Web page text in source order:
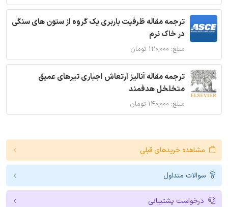
ترجمه مقاله ظرفیت باربری یک گروه از ستون های سنگی
در خاک نرم
مبلغ: ۱۲۰,۰۰۰ تومان
ترجمه مقاله آنالیز ارتعاش اجباری تیرهای عمیق
متخلخل هدفمند
مبلغ: ۱۴۰,۰۰۰ تومان
مشاهده خریدهای قبلی
سوالات متداول
درخواست پشتیبانی